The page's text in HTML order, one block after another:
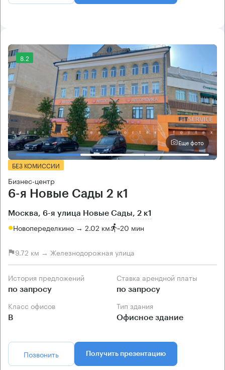
8.2
Еще фото
БЕЗ КОМИССИИ
Бизнес-центр
6-я Новые Сады 2 к1
Москва, 6-я улица Новые Сады, 2 к1
Новопеределкино → 2.02 км ~20 мин
9.72 км → Железнодорожная улица
История предложений
по запросу
Ставка арендной платы
по запросу
Класс офисов
B
Тип здания
Офисное здание
Позвонить Получить презентацию